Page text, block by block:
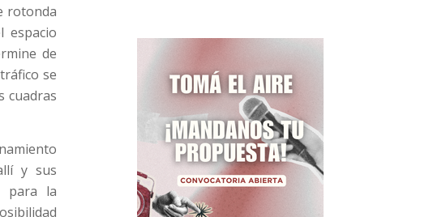
rotonda
espacio
de
se
cuadras
y sus
para la